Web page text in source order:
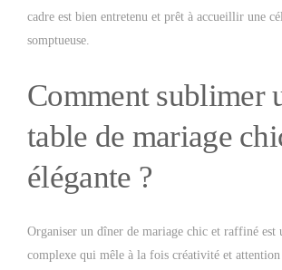
cadre est bien entretenu et prêt à accueillir une
somptueuse.
Comment sublimer
table de mariage
élégante ?
Organiser un dîner de mariage chic et raffiné est
complexe qui mêle à la fois créativité et